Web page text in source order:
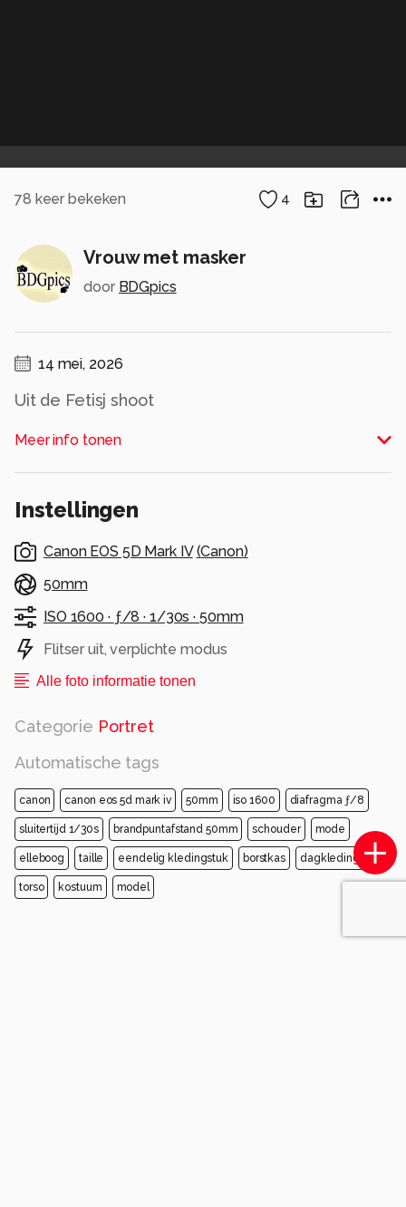
78 keer bekeken 4
Vrouw met masker
door BDGpics
14 mei, 2026
Uit de Fetisj shoot
Alle rechten voorbehouden
Meer info tonen
Instellingen
Canon EOS 5D Mark IV (Canon)
50mm
ISO 1600 · ƒ/8 · 1/30s ·50mm
Flitser uit, verplichte modus
Alle foto informatie tonen
Categorie Portret
Automatische tags
canon canon eos 5d mark iv 50mm iso 1600 diafragma ƒ/8
sluitertijd 1/30s brandpuntafstand 50mm schouder mode
elleboog taille eendelig kledingstuk borstkas dagkleding
torso kostuum model